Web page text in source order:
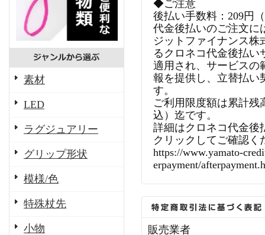
素材
LED
ラグジュアリー
グリップ形状
模様/色
特殊杖先
小物
◆ご注意
後払い手数料：209円
代金後払いのご注文に
ジットファイナンス株
るクロネコ代金後払い
適用され、サービスの
報を提供し、立替払い
す。
ご利用限度額は累計残
込）迄です。
詳細はクロネコ代金後
クリックしてご確認く
https://www.yamato-
erpayment/
販売業者